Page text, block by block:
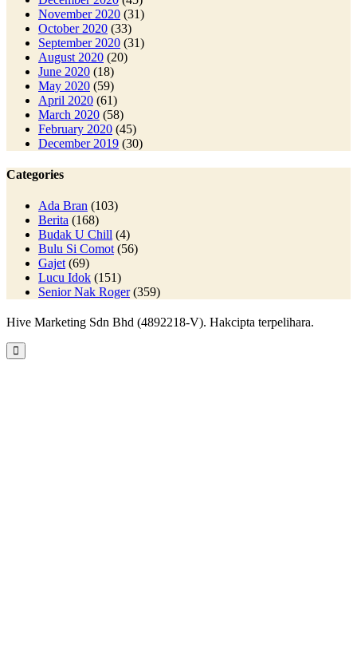
November 2020 (31)
October 2020 (33)
September 2020 (31)
August 2020 (20)
June 2020 (18)
May 2020 (59)
April 2020 (61)
March 2020 (58)
February 2020 (45)
December 2019 (30)
Categories
Ada Bran (103)
Berita (168)
Budak U Chill (4)
Bulu Si Comot (56)
Gajet (69)
Lucu Idok (151)
Senior Nak Roger(359)
Hive Marketing Sdn Bhd (4892218-V). Hakcipta terpelihara.